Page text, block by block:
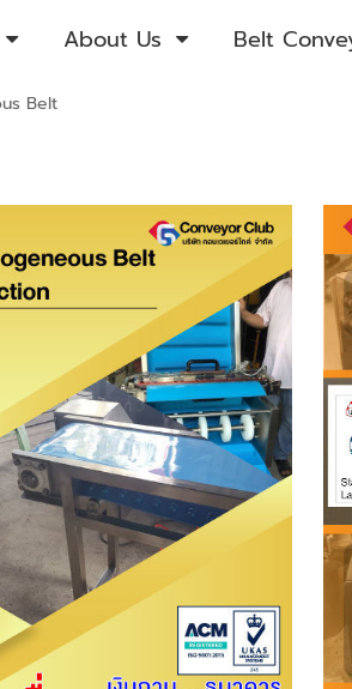
About Us Belt
Belt